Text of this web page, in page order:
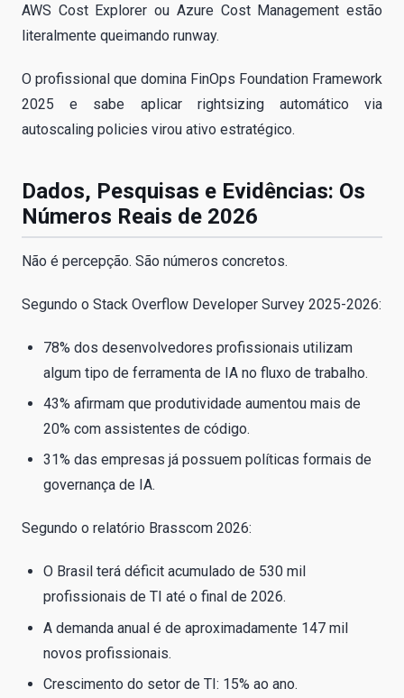
AWS Cost Explorer ou Azure Cost Management estão
literalmente queimando runway.
O profissional que domina FinOps Foundation Framework
2025 e sabe aplicar rightsizing automático via
autoscaling policies virou ativo estratégico.
Dados, Pesquisas e Evidências: Os
Números Reais de 2026
Não é percepção. São números concretos.
Segundo o Stack Overflow Developer Survey 2025-2026:
78% dos desenvolvedores profissionais utilizam
algum tipo de ferramenta de IA no fluxo de trabalho.
43% afirmam que produtividade aumentou mais de
20% com assistentes de código.
31% das empresas já possuem políticas formais de
governança de IA.
Segundo o relatório Brasscom 2026:
O Brasil terá déficit acumulado de 530 mil
profissionais de TI até o final de 2026.
A demanda anual é de aproximadamente 147 mil
novos profissionais.
Crescimento do setor de TI: 15% ao ano.